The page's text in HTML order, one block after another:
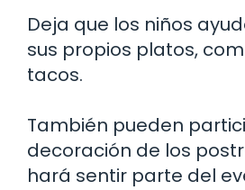
Deja que los niños
sus propios platos,
tacos.
También pueden
decoración de los
hará sentir parte del